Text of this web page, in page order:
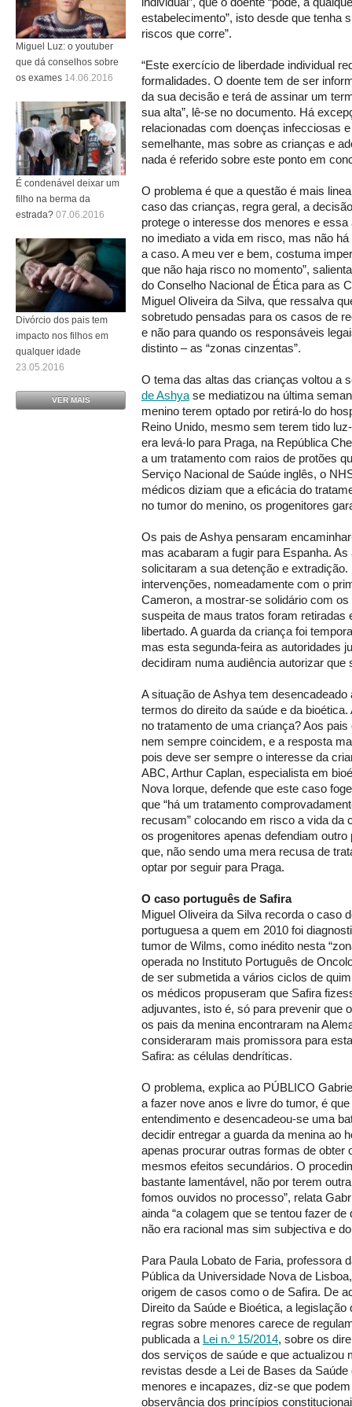
estabelecimento”, isto desde que tenha
riscos que corre”.
“Este exercício de liberdade individual
formalidades. O doente tem de ser
da sua decisão e terá de assinar um
sua alta”, lê-se no documento. Há
relacionadas com doenças infecciosas
semelhante, mas sobre as crianças e
nada é referido sobre este ponto em
O problema é que a questão é mais
caso das crianças, regra geral, a
protege o interesse dos menores e
no imediato a vida em risco, mas não
a caso. A meu ver e bem, costuma
que não haja risco no momento”,
do Conselho Nacional de Ética para as
Miguel Oliveira da Silva, que ressalva
sobretudo pensadas para os casos de
e não para quando os responsáveis
distinto – as “zonas cinzentas”.
O tema das altas das crianças voltou a
de Ashya se mediatizou na última
menino terem optado por retirá-lo do
Reino Unido, mesmo sem terem tido
era levá-lo para Praga, na República
a um tratamento com raios de protões
Serviço Nacional de Saúde inglês, o
médicos diziam que a eficácia do
no tumor do menino, os progenitores
Os pais de Ashya pensaram
mas acabaram a fugir para Espanha.
solicitaram a sua detenção e
intervenções, nomeadamente com o
Cameron, a mostrar-se solidário com
suspeita de maus tratos foram retiradas
libertado. A guarda da criança foi
mas esta segunda-feira as autoridades
decidiram numa audiência autorizar que
A situação de Ashya tem
termos do direito da saúde e da
no tratamento de uma criança? Aos
nem sempre coincidem, e a resposta
pois deve ser sempre o interesse da
ABC, Arthur Caplan, especialista em
Nova Iorque, defende que este caso
que “há um tratamento
recusam” colocando em risco a vida da
os progenitores apenas defendiam
que, não sendo uma mera recusa de
optar por seguir para Praga.
O caso português de Safira
Miguel Oliveira da Silva recorda o caso
portuguesa a quem em 2010 foi
tumor de Wilms, como inédito nesta
operada no Instituto Português de
de ser submetida a vários ciclos de
os médicos propuseram que Safira
adjuvantes, isto é, só para prevenir que
os pais da menina encontraram na
consideraram mais promissora para
Safira: as células dendríticas.
O problema, explica ao PÚBLICO
a fazer nove anos e livre do tumor, é
entendimento e desencadeou-se uma
decidir entregar a guarda da menina ao
apenas procurar outras formas de
mesmos efeitos secundários. O
bastante lamentável, não por terem
fomos ouvidos no processo”, relata
ainda “a colagem que se tentou fazer
não era racional mas sim subjectiva e
Para Paula Lobato de Faria, professora
Pública da Universidade Nova de
origem de casos como o de Safira. De
Direito da Saúde e Bioética, a
regras sobre menores carece de
publicada a Lei n.º 15/2014, sobre os
dos serviços de saúde e que actualizou
revistas desde a Lei de Bases da Saúde
menores e incapazes, diz-se que
observância dos princípios
Miguel Luz: o youtuber
que dá conselhos sobre
os exames 14.06.2016
É condenável deixar um
filho na berma da
estrada? 07.06.2016
Divórcio dos pais tem
impacto nos filhos em
qualquer idade
23.05.2016
VER MAIS